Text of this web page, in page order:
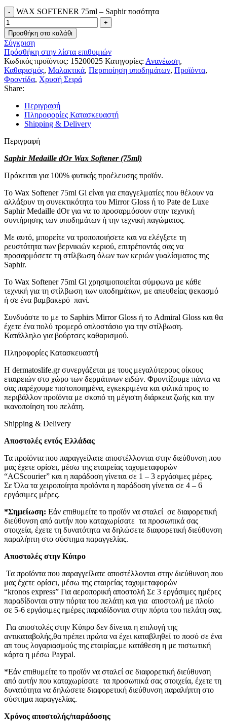
WAX SOFTENER 75ml – Saphir ποσότητα
Προσθήκη στο καλάθι
Σύγκριση
Πρόσθήκη στην λίστα επιθυμιών
Κωδικός προϊόντος: 15200025 Κατηγορίες: Ανανέωση,
Καθαρισμός, Μαλακτικά, Περιποίηση υποδημάτων, Προϊόντα,
Φροντίδα, Χρυσή Σειρά
Share:
Περιγραφή
Πληροφορίες Κατασκευαστή
Shipping & Delivery
Περιγραφή
Saphir Medaille dOr Wax Softener (75ml)
Πρόκειται για 100% φυτικής προέλευσης προϊόν.
Το Wax Softener 75ml Gl είναι για επαγγελματίες που θέλουν να
αλλάξουν τη συνεκτικότητα του Mirror Gloss ή το Pate de Luxe
Saphir Medaille dOr για να το προσαρμόσουν στην τεχνική
συντήρησης των υποδημάτων ή την τεχνική παγώματος.
Με αυτό, μπορείτε να τροποποιήσετε και να ελέγξετε τη
ρευστότητα των βερνικιών κεριού, επιτρέποντάς σας να
προσαρμόσετε τη στίλβωση όλων των κεριών γυαλίσματος της
Saphir.
Το Wax Softener 75ml Gl χρησιμοποιείται σύμφωνα με κάθε
τεχνική για τη στίλβωση των υποδημάτων, με απευθείας ψεκασμό
ή σε ένα βαμβακερό πανί.
Συνδυάστε το με το Saphirs Mirror Gloss ή το Admiral Gloss και θα
έχετε ένα πολύ τρομερό οπλοστάσιο για την στίλβωση.
Κατάλληλο για βούρτσες καθαρισμού.
Πληροφορίες Κατασκευαστή
Η dermatoslife.gr συνεργάζεται με τους μεγαλύτερους οίκους
εταιρειών στο χώρο των δερμάτινων ειδών. Φροντίζουμε πάντα να
σας παρέχουμε πιστοποιημένα, εγκεκριμένα και φιλικά προς το
περιβάλλον προϊόντα με σκοπό τη μέγιστη διάρκεια ζωής και την
ικανοποίηση του πελάτη.
Shipping & Delivery
Αποστολές εντός Ελλάδας
Τα προϊόντα που παραγγείλατε αποστέλλονται στην διεύθυνση που
μας έχετε ορίσει, μέσω της εταιρείας ταχυμεταφορών
“ACScourier” και η παράδοση γίνεται σε 1 – 3 εργάσιμες μέρες.
Σε Όλα τα χειροποίητα προϊόντα η παράδοση γίνεται σε 4 – 6
εργάσιμες μέρες.
*Σημείωση: Εάν επιθυμείτε το προϊόν να σταλεί σε διαφορετική
διεύθυνση από αυτήν που καταχωρίσατε τα προσωπικά σας
στοιχεία, έχετε τη δυνατότητα να δηλώσετε διαφορετική διεύθυνση
παραλήπτη στο σύστημα παραγγελίας.
Αποστολές στην Κύπρο
Τα προϊόντα που παραγγείλατε αποστέλλονται στην διεύθυνση που
μας έχετε ορίσει, μέσω της εταιρείας ταχυμεταφορών
“kronos express” Για αεροπορική αποστολή Σε 3 εργάσιμες ημέρες
παραδίδονται στην πόρτα του πελάτη και για αποστολή με πλοίο
σε 5-6 εργάσιμες ημέρες παραδίδονται στην πόρτα του πελάτη σας.
Για αποστολές στην Κύπρο δεν δίνεται η επιλογή της
αντικαταβολής,θα πρέπει πρώτα να έχει καταβληθεί το ποσό σε ένα
απ τους λογαριασμούς της εταιρίας,με κατάθεση η με πιστωτική
κάρτα η μέσω Paypal.
*Εάν επιθυμείτε το προϊόν να σταλεί σε διαφορετική διεύθυνση
από αυτήν που καταχωρίσατε τα προσωπικά σας στοιχεία, έχετε τη
δυνατότητα να δηλώσετε διαφορετική διεύθυνση παραλήπτη στο
σύστημα παραγγελίας.
Χρόνος αποστολής/παράδοσης